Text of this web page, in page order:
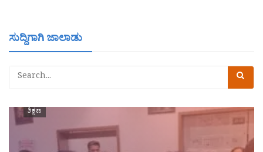
ಸುದ್ದಿಗಾಗಿ ಜಾಲಾಡು
ಶಿಕ್ಷಣ